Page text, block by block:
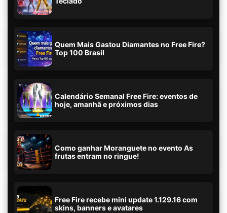
Quem Mais Gastou Diamantes no Free Fire?
Top 100 Brasil
Calendário Semanal Free Fire: eventos de
hoje, amanhã e próximos dias
Como ganhar Moranguete no evento As
frutas entram no ringue!
Free Fire recebe mini update 1.129.16 com
skins, banners e avatares